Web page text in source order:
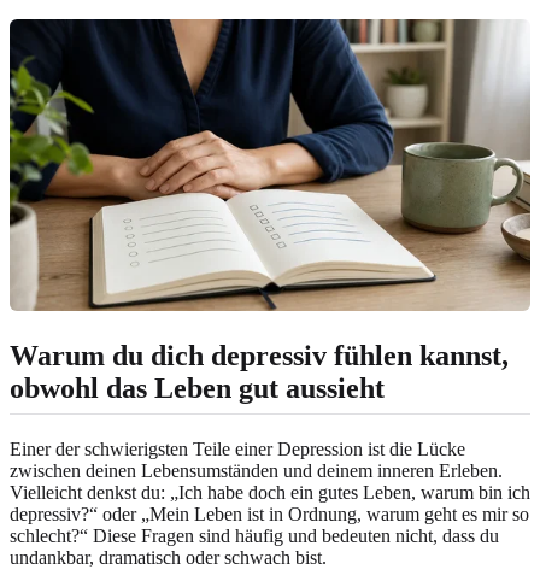
Warum du dich depressiv fühlen kannst,
obwohl das Leben gut aussieht
Einer der schwierigsten Teile einer Depression ist die Lücke
zwischen deinen Lebensumständen und deinem inneren Erleben.
Vielleicht denkst du: „Ich habe doch ein gutes Leben, warum bin ich
depressiv?“ oder „Mein Leben ist in Ordnung, warum geht es mir so
schlecht?“ Diese Fragen sind häufig und bedeuten nicht, dass du
undankbar, dramatisch oder schwach bist.